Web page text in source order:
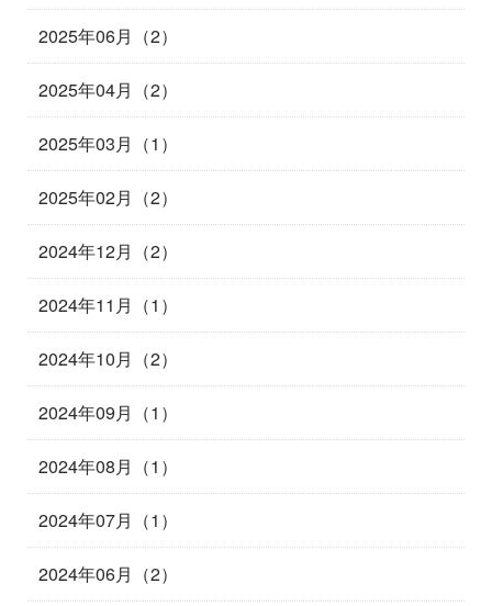
2025年06月（2）
2025年04月（2）
2025年03月（1）
2025年02月（2）
2024年12月（2）
2024年11月（1）
2024年10月（2）
2024年09月（1）
2024年08月（1）
2024年07月（1）
2024年06月（2）